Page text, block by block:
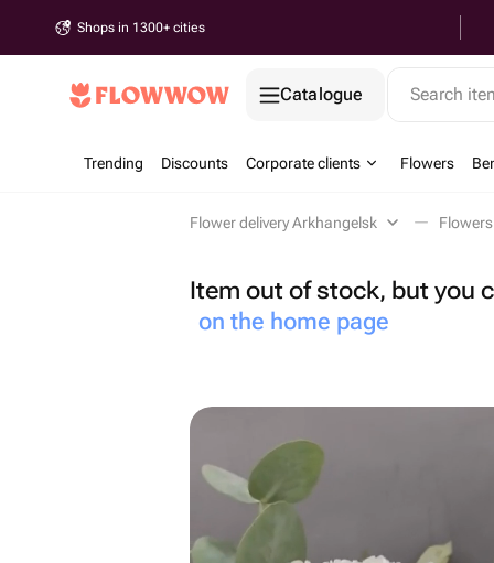
Shops in 1300+ cities
Catalogue Search
Trending Discounts Corporate clients Flowers
Flower delivery Arkhangelsk
Item out of stock, but you
on the home page